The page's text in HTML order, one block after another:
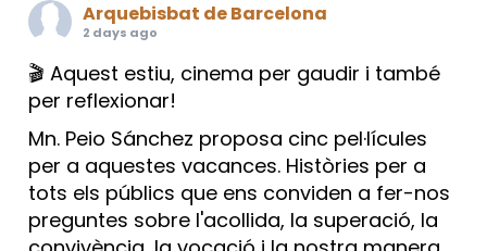
Arquebisbat de Barcelona
2 days ago
🎬 Aquest estiu, cinema per gaudir i també
per reflexionar!
Mn. Peio Sánchez proposa cinc pel·lícules
per a aquestes vacances. Històries per a
tots els públics que ens conviden a fer-nos
preguntes sobre l'acollida, la superació, la